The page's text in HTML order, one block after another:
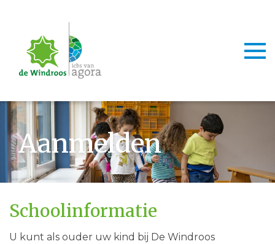
Aanmelden
Schoolinformatie
U kunt als ouder uw kind bij De Windroos